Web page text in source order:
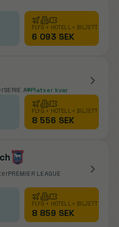
FLYG + HOTELL + BILJETT
6 093 SEK
SERIE A Platser kvar
FLYG + HOTELL + BILJETT
8 556 SEK
PREMIER LEAGUE
FLYG + HOTELL + BILJETT
8 859 SEK